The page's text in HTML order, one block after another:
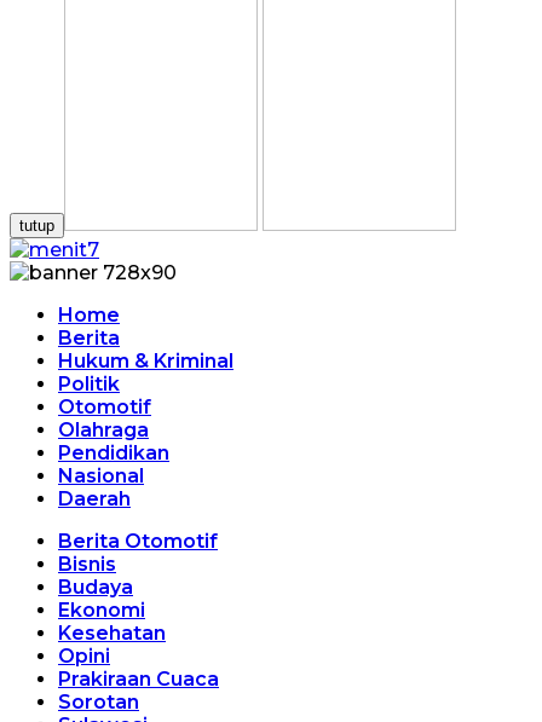
tutup
Home
Berita
Hukum & Kriminal
Politik
Otomotif
Olahraga
Pendidikan
Nasional
Daerah
Berita Otomotif
Bisnis
Budaya
Ekonomi
Kesehatan
Opini
Prakiraan Cuaca
Sorotan